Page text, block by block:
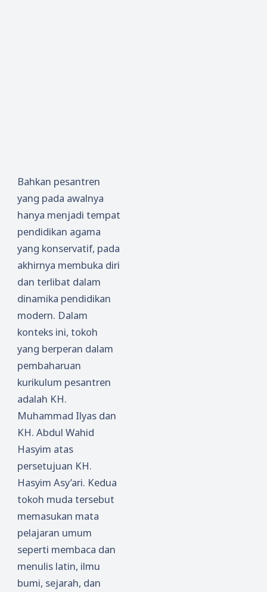
Bahkan pesantren
yang pada awalnya
hanya menjadi tempat
pendidikan agama
yang konservatif, pada
akhirnya membuka diri
dan terlibat dalam
dinamika pendidikan
modern. Dalam
konteks ini, tokoh
yang berperan dalam
pembaharuan
kurikulum pesantren
adalah KH.
Muhammad Ilyas dan
KH. Abdul Wahid
Hasyim atas
persetujuan KH.
Hasyim Asy’ari. Kedua
tokoh muda tersebut
memasukan mata
pelajaran umum
seperti membaca dan
menulis latin, ilmu
bumi, sejarah, dan